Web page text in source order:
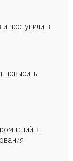
поступили в
повысить
в